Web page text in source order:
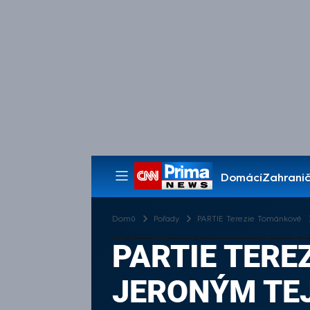
Domácí
Pořady
Domů Pořady PARTIE Terezie Tománkové
PARTIE
JERONÝM